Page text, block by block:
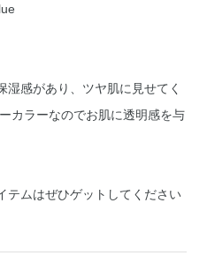
湿感があり、ツヤ肌に見せてく
カラーなのでお肌に透明感を与
テムはぜひゲットしてください